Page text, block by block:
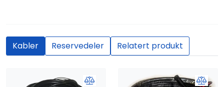
Kabler Reservedeler Relatert produkt